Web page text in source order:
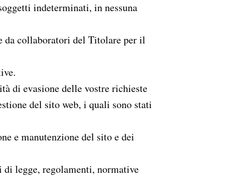
indeterminati, in nessuna
da collaboratori del Titolare per il
di evasione delle vostre richieste
del sito web, i quali sono stati
e manutenzione del sito e dei
legge, regolamenti, normative